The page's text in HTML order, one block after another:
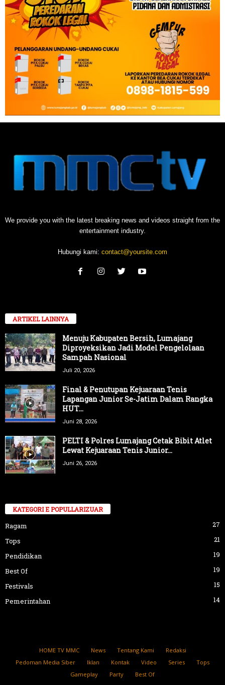
We provide you with the latest breaking news and videos straight from the
entertainment industry.
Hubungi kami: contact@yoursite.com
ARTIKEL LAINNYA
Menuju Kabupaten Bersih, Lumajang
Diproyeksikan Jadi Model Pengelolaan
Sampah Nasional
Juli 20, 2026
Final & Penutupan Kejuaraan Tenis
Lapangan Junior Se-Jatim Dalam Rangka
HUT...
Juni 28, 2026
PELTI & Polres Lumajang Cetak Bibit Atlet
Lewat Kejuaraan Tenis Junior...
Juni 26, 2026
KATEGORI E POPULLARIZUAR
Ragam
27
Tops
21
Pendidikan
19
Best Of
19
Festivals
15
Pemerintahan
14
HOME TV MMC News Tentang Kami
Redaksi
Pedoman Media Siber
Iklan Kontak Video Series
Tops
Gameplay
Party Best Of